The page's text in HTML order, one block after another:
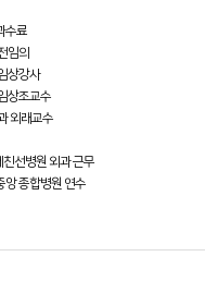
수료
임의
상강사
상조교수
외래교수
선병원 외과 근무
앙 종합병원 연수